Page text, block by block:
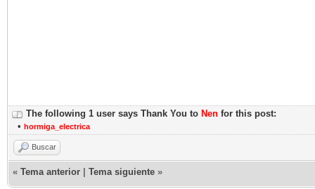
The following 1 user says Thank You to Nen for this post:
• hormiga_electrica
Buscar
« Tema anterior Tema siguiente »